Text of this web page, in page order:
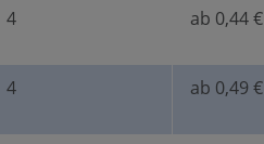
4 ab 0,44 €
4 ab 0,49 €